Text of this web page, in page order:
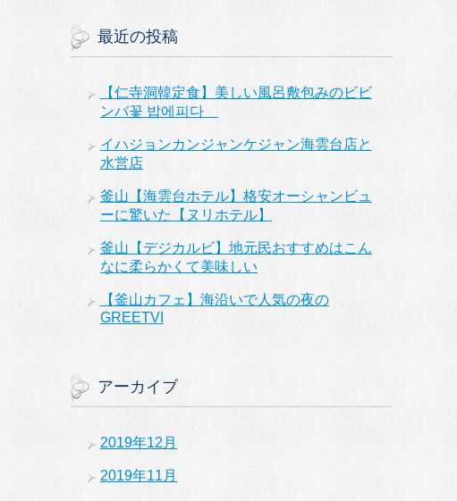
最近の投稿
【仁寺洞韓定食】美しい風呂敷包みのビビ
ンバ꽃 밥에피다
イハジョンカンジャンケジャン海雲台店と
水営店
釜山【海雲台ホテル】格安オーシャンビュ
ーに驚いた【ヌリホテル】
釜山【デジカルビ】地元民おすすめはこん
なに柔らかくて美味しい
【釜山カフェ】海沿いで人気の夜の
GREETVI
アーカイブ
2019年12月
2019年11月